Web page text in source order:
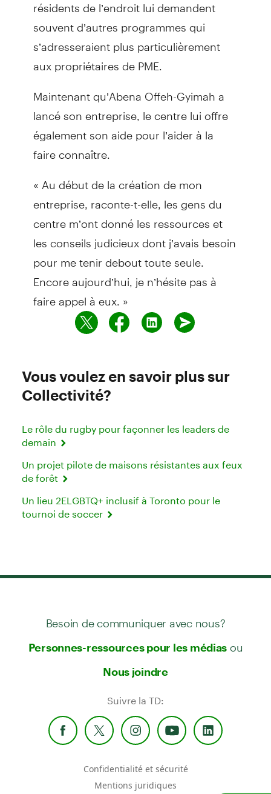
souvent d’autres programmes qui
s’adresseraient plus particulièrement
aux propriétaires de PME.
Maintenant qu’Abena Offeh-Gyimah a
lancé son entreprise, le centre lui offre
également son aide pour l’aider à la
faire connaître.
« Au début de la création de mon
entreprise, raconte-t-elle, les gens du
centre m’ont donné les ressources et
les conseils judicieux dont j’avais besoin
pour me tenir debout toute seule.
Encore aujourd’hui, je n’hésite pas à
faire appel à eux. »
Vous voulez en savoir plus sur
Collectivité?
Le rôle du rugby pour façonner les leaders de
demain
Un projet pilote de maisons résistantes aux feux
de forêt
Un lieu 2ELGBTQ+ inclusif à Toronto pour le
tournoi de soccer
Besoin de communiquer avec nous?
Personnes-ressources pour les médias ou
Nous joindre
Suivre la TD:
Confidentialité et sécurité
Mentions juridiques